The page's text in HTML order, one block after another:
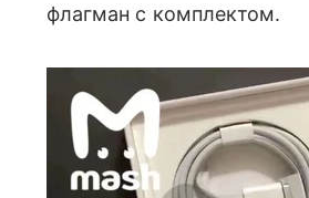
флагман с комплектом.